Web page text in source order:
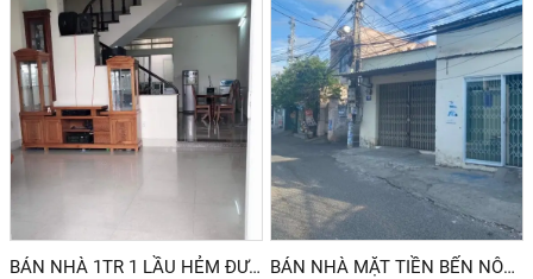
BÁN NHÀ 1TR 1 LẦU HẺM ĐƯỜNG 30/4 P RẠCH DỪA TP VŨNG TÀU BÁN NHÀ MẶT TIỀN BẾN NÔM TPVT